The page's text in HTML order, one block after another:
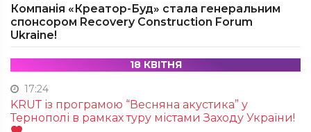
Компанія «Креатор-Буд» стала генеральним
спонсором Recovery Construction Forum
Ukraine!
18 КВІТНЯ
17:24
KRUТ із програмою “Весняна акустика” у
Тернополі в рамках туру містами Заходу України!